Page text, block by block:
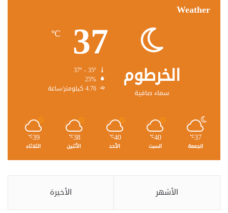
Weather
الخرطوم
سماء صافية
37
℃
25%
4.76 كيلومتر/ساعة
37
℃
الجمعة
40
℃
السبت
40
℃
الأحد
38
℃
الأثنين
39
℃
الثلاثاء
الأشهر الأخيرة